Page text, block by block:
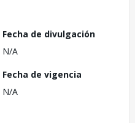
Fecha de divulgación
N/A
Fecha de vigencia
N/A